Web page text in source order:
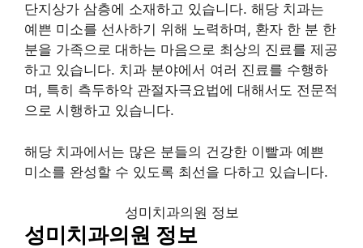
단지상가 삼층에 소재하고 있습니다. 해당 치과는
예쁜 미소를 선사하기 위해 노력하며, 환자 한 분 한
분을 가족으로 대하는 마음으로 최상의 진료를 제공
하고 있습니다. 치과 분야에서 여러 진료를 수행하
며, 특히 측두하악 관절자극요법에 대해서도 전문적
으로 시행하고 있습니다.
해당 치과에서는 많은 분들의 건강한 이빨과 예쁜
미소를 완성할 수 있도록 최선을 다하고 있습니다.
성미치과의원 정보
성미치과의원 정보